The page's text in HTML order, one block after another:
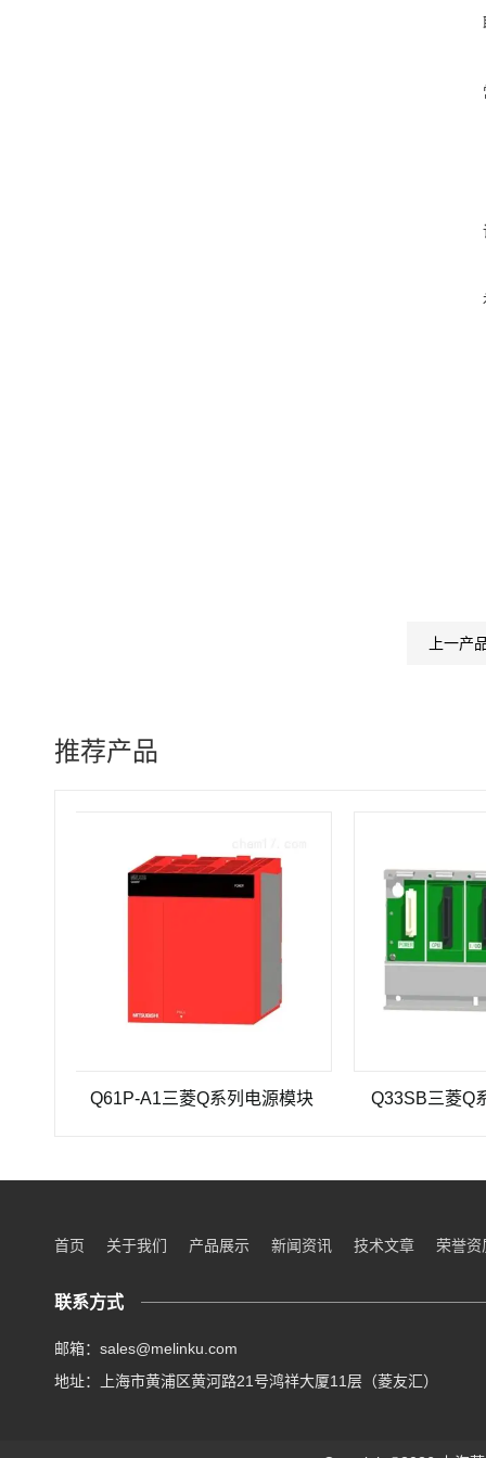
上一产
推荐产品
Q61P-A1三菱Q系列电源模块 Q33SB三菱Q系列
首页 关于我们 产品展示 新闻资讯 技术文章 荣誉资
联系方式
邮箱：sales@melinku.com
地址：上海市黄浦区黄河路21号鸿祥大厦11层（菱友汇）